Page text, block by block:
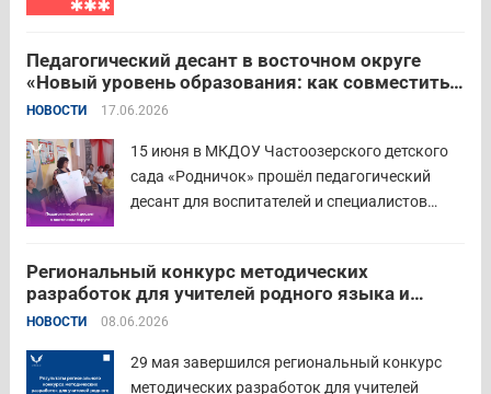
проводят всероссийскую акцию «Память
священна». 22 июня 2026 года Россия
отмечает 85-ю годовщину начала Великой
Педагогический десант в восточном округе
«Новый уровень образования: как совместить
качество и эффективность»
НОВОСТИ 17.06.2026
15 июня в МКДОУ Частоозерского детского
сада «Родничок» прошёл педагогический
десант для воспитателей и специалистов
педагогов восточного округа для повышения
профессиональных компетенций и
знакомства с актуальными подходами к
Региональный конкурс методических
разработок для учителей родного языка и
родной литературы
НОВОСТИ 08.06.2026
29 мая завершился региональный конкурс
методических разработок для учителей